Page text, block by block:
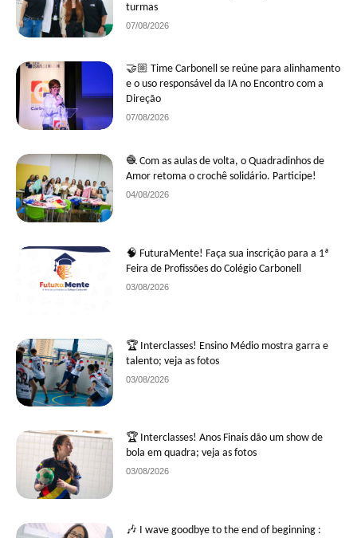
turmas
07/08/2026
🤝🏼 Time Carbonell se reúne para alinhamento
e o uso responsável da IA no Encontro com a
Direção
07/08/2026
🧶 Com as aulas de volta, o Quadradinhos de
Amor retoma o crochê solidário. Participe!
04/08/2026
🧠 FuturaMente! Faça sua inscrição para a 1ª
Feira de Profissões do Colégio Carbonell
03/08/2026
🏆 Interclasses! Ensino Médio mostra garra e
talento; veja as fotos
03/08/2026
🏆 Interclasses! Anos Finais dão um show de
bola em quadra; veja as fotos
03/08/2026
🎶 I wave goodbye to the end of beginning :